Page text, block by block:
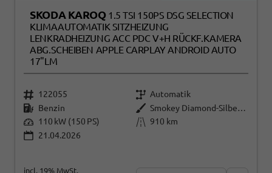
SKODA KAROQ 1.5 TSI 150PS DSG SELECTION
KLIMAAUTOMATIK SITZHEIZUNG
LENKRADHEIZUNG ACC PDC V+H RÜCKF.KAMERA
ABG.SCHEIBEN APPLE CARPLAY ANDROID AUTO
17"LM
122055
Automatik
Benzin
Smokey Diamond-Silber Metallic
110 kW (150 PS)
910 km
21.04.2026
incl. 19% MwSt.